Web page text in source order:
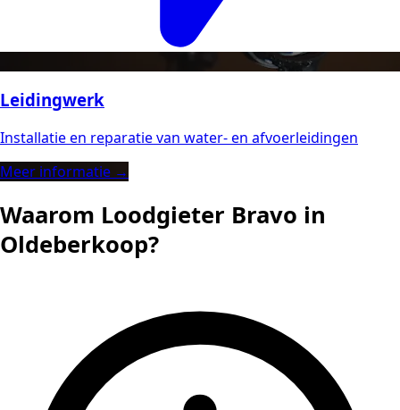
Leidingwerk
Installatie en reparatie van water- en afvoerleidingen
Meer informatie →
Waarom Loodgieter Bravo in
Oldeberkoop?